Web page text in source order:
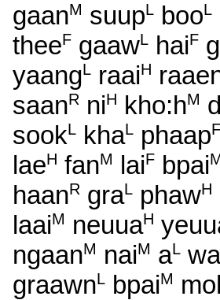
gaanM suupL booL
theeF gaawL haiF
yaangL raaiH
saanR niH kho:hM
sookL khaL phaapF
laeH fanM laiF bpai
haanR graL phawH
laaiM neuuaH
ngaanM naiM aL
graawnL bpaiM